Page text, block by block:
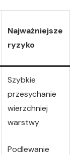
Najważniejsze
ryzyko
Szybkie
przesychanie
wierzchniej
warstwy
Podlewanie